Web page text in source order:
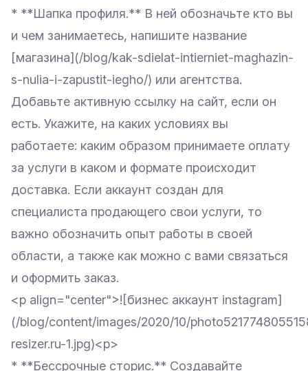
* **Шапка профиля.** В ней обозначьте кто вы
и чем занимаетесь, напишите название
[магазина](/blog/kak-sdielat-intierniet-maghazin-
s-nulia-i-zapustit-iegho/) или агентства.
Добавьте активную ссылку на сайт, если он
есть. Укажите, на каких условиях вы
работаете: каким образом принимаете оплату
за услуги в каком и формате происходит
доставка. Если аккаунт создан для
специалиста продающего свои услуги, то
важно обозначить опыт работы в своей
области, а также как можно с вами связаться
и оформить заказ.
<p align="center">![бизнес аккаунт instagram]
(/blog/content/images/2020/10/
resizer.ru-1.jpg)<p>
* **Бессрочные сторис.** Создавайте